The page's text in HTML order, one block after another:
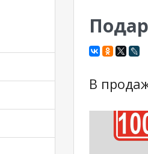
В